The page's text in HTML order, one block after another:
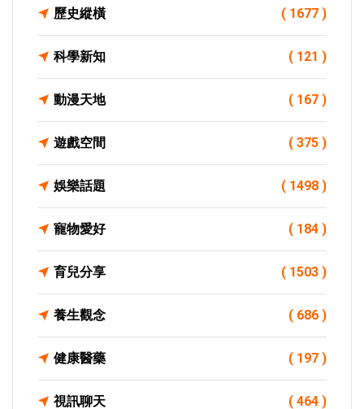
歷史縱橫 ( 1677 )
科學新知 ( 121 )
動漫天地 ( 167 )
遊戲空間 ( 375 )
娛樂話題 ( 1498 )
寵物愛好 ( 184 )
育兒分享 ( 1503 )
養生觀念 ( 686 )
健康醫藥 ( 197 )
視訊聊天 ( 464 )